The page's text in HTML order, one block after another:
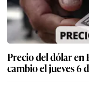
Precio del dólar en
cambio el jueves 6